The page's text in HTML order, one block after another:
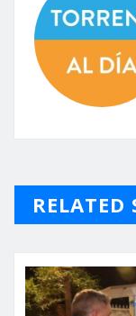
RELATED